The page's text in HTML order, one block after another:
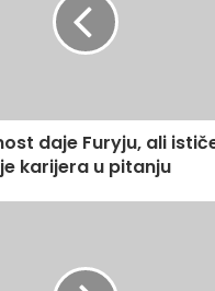
daje Furyju, ali
je karijera u pitanju